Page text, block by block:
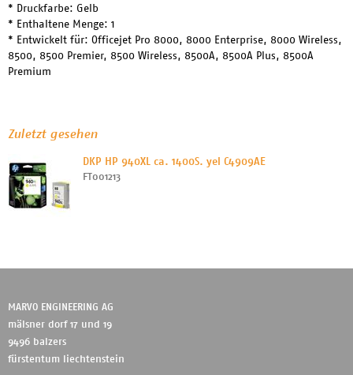
* Druckfarbe: Gelb
* Enthaltene Menge: 1
* Entwickelt für: Officejet Pro 8000, 8000 Enterprise, 8000 Wireless,
8500, 8500 Premier, 8500 Wireless, 8500A, 8500A Plus, 8500A
Premium
Zuletzt gesehen
DKP HP 940XL ca. 1400S. yel C4909AE
FT001213
MARVO ENGINEERING AG
mälsner dorf 17 und 19
9496 balzers
fürstentum liechtenstein